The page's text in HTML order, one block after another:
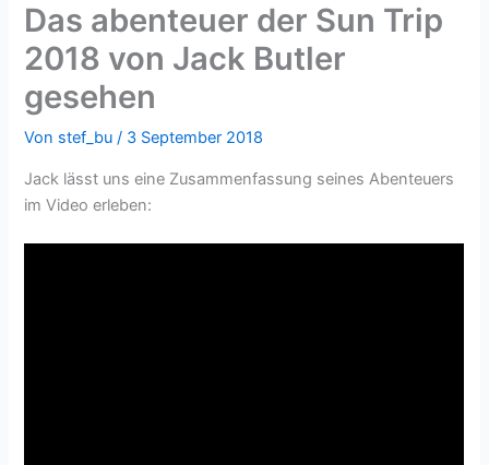
Das abenteuer der Sun Trip
2018 von Jack Butler
gesehen
Von stef_bu/ 3 September 2018
Jack lässt uns eine Zusammenfassung seines Abenteuers
im Video erleben: